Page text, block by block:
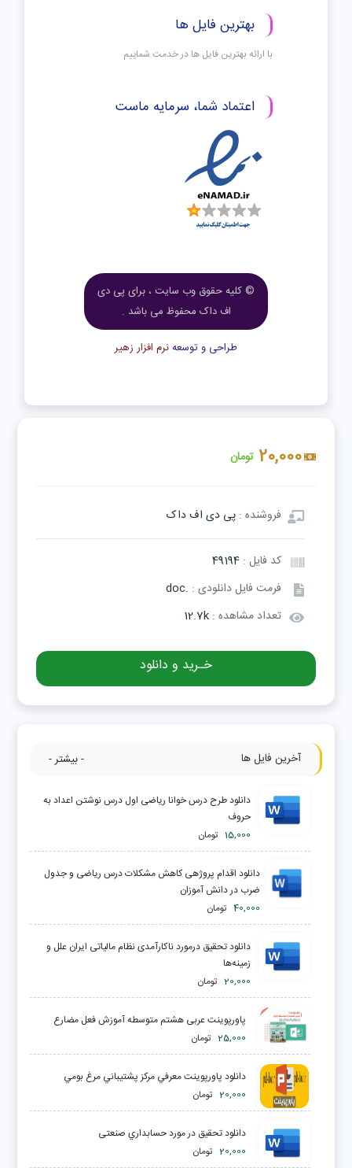
20,000 تومان
فروشنده :پی دی اف داک
کد فایل :49194
فرمت فایل دانلودی : .doc
تعداد مشاهده :12.7k
خـرید و دانلود
آخرین فایل ها - بیشتر -
دانلود طرح درس خوانا ریاضی اول درس نوشتن اعداد به
حروف
15,000 تومان
دانلود اقدام پروژهی کاهش مشکلات درس ریاضی و جدول
ضرب در دانش آموزان
40,000 تومان
دانلود تحقیق درمورد ناکارآمدی نظام مالیاتی ایران علل و
زمینه‌ها
20,000 تومان
پاورپوینت عربی هشتم متوسطه آموزش فعل مضارع
25,000 تومان
دانلود پاورپوینت معرفي مركز پشتيباني مرغ بومي
20,000 تومان
دانلود تحقیق در مورد حسابداري صنعتی
20,000 تومان
بهترین فایل ها
با ارائه بهترین فایل ها در خدمت شماییم
اعتماد شما، سرمایه ماست
© کلیه حقوق وب سایت ، برای پی دی
اف داک محفوظ می باشد .
طراحی و توسعهنرم افزار زهیر